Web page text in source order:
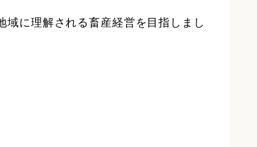
に理解される畜産経営を目指しまし